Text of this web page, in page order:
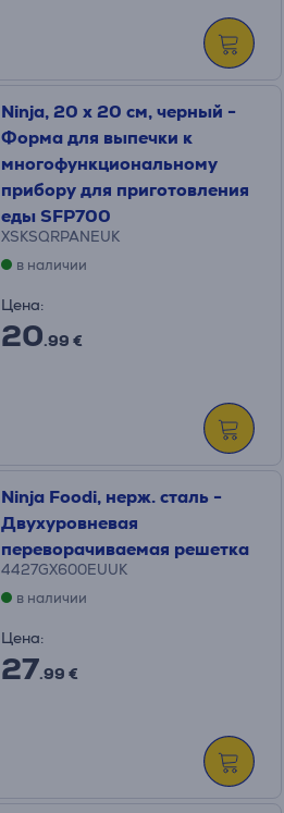
Ninja, 20 x 20 см, черный -
Форма для выпечки к
многофункциональному
прибору для приготовления
еды SFP700
XSKSQRPANEUK
в наличии
Цена:
20.99 €
Ninja Foodi, нерж. сталь -
Двухуровневая
переворачиваемая решетка
4427GX600EUUK
в наличии
Цена:
27.99 €